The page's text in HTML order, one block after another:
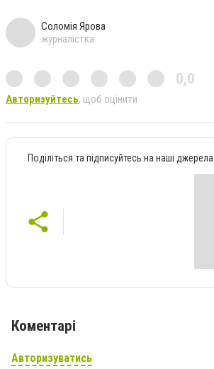
Соломія Ярова
журналістка
0,0
Авторизуйтесь, щоб оцінити
Поділіться та підписуйтесь на наші джерела
Коментарі
Авторизуватись